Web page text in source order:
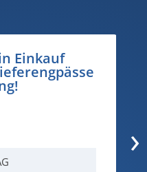
Pflegefachfrau/-
Teamleitung
80-100% - Wenn die
stolpert, darf der
›